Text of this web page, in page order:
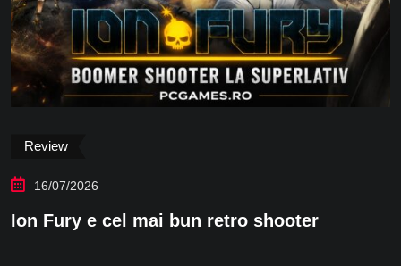
Review
16/07/2026
Ion Fury e cel mai bun retro shooter